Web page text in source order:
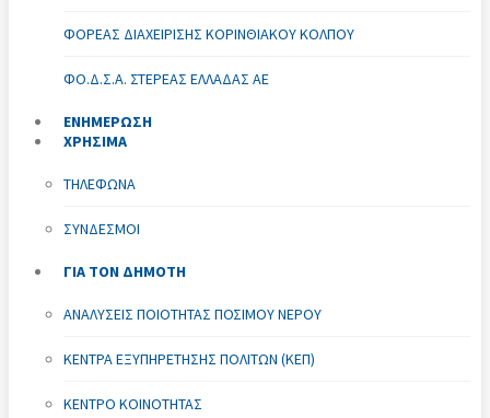
ΦΟΡΈΑΣ ΔΙΑΧΕΊΡΙΣΗΣ ΚΟΡΙΝΘΙΑΚΟΎ ΚΌΛΠΟΥ
ΦΟ.Δ.Σ.Α. ΣΤΕΡΕΆΣ ΕΛΛΆΔΑΣ ΑΕ
ΕΝΗΜΕΡΩΣΗ
ΧΡΗΣΙΜΑ
ΤΗΛΈΦΩΝΑ
ΣΎΝΔΕΣΜΟΙ
ΓΙΑ ΤΟΝ ΔΗΜΟΤΗ
ΑΝΑΛΎΣΕΙΣ ΠΟΙΌΤΗΤΑΣ ΠΌΣΙΜΟΥ ΝΕΡΟΎ
ΚΈΝΤΡΑ ΕΞΥΠΗΡΈΤΗΣΗΣ ΠΟΛΙΤΏΝ (ΚΕΠ)
ΚΈΝΤΡΟ ΚΟΙΝΌΤΗΤΑΣ